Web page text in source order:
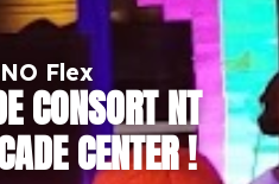
Flex
CONSORT NT
CENTER !